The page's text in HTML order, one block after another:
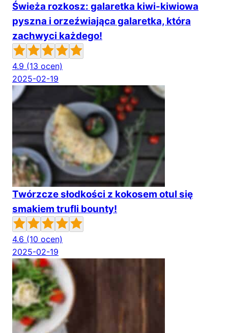
Świeża rozkosz: galaretka kiwi-kiwiowa
pyszna i orzeźwiająca galaretka, która
zachwyci każdego!
4.9 (13 ocen)
2025-02-19
Twórzcze słodkości z kokosem otul się
smakiem trufli bounty!
4.6 (10 ocen)
2025-02-19